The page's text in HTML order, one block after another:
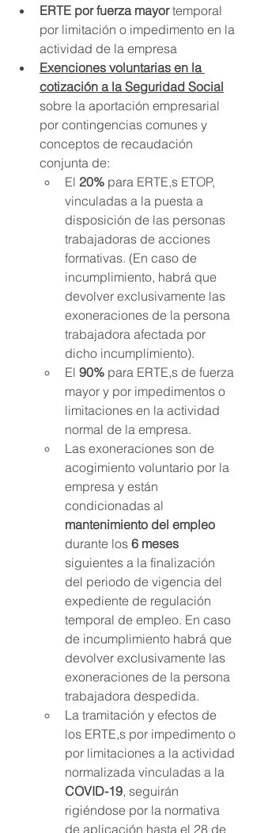
ERTE por fuerza mayor temporal
por limitación o impedimento en la
actividad de la empresa
Exenciones voluntarias en la
cotización a la Seguridad Social
sobre la aportación empresarial
por contingencias comunes y
conceptos de recaudación
conjunta de:
El 20% para ERTE,s ETOP,
vinculadas a la puesta a
disposición de las personas
trabajadoras de acciones
formativas. (En caso de
incumplimiento, habrá que
devolver exclusivamente las
exoneraciones de la persona
trabajadora afectada por
dicho incumplimiento).
El 90% para ERTE,s de fuerza
mayor y por impedimentos o
limitaciones en la actividad
normal de la empresa.
Las exoneraciones son de
acogimiento voluntario por la
empresa y están
condicionadas al
mantenimiento del empleo
durante los 6 meses
siguientes a la finalización
del periodo de vigencia del
expediente de regulación
temporal de empleo. En caso
de incumplimiento habrá que
devolver exclusivamente las
exoneraciones de la persona
trabajadora despedida.
La tramitación y efectos de
los ERTE,s por impedimento o
por limitaciones a la actividad
normalizada vinculadas a la
COVID-19, seguirán
rigiéndose por la normativa
de aplicación hasta el 28 de